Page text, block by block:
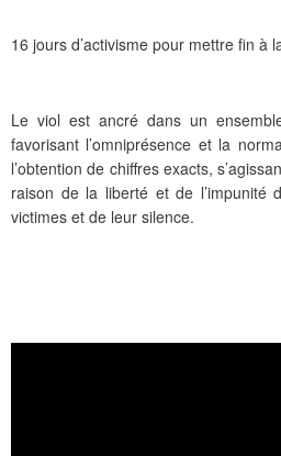
16 jours d’activisme pour mettre fin à
Le viol est ancré dans un
favorisant l’omniprésence et la
l’obtention de chiffres exacts,
raison de la liberté et de l’impunité
victimes et de leur silence.